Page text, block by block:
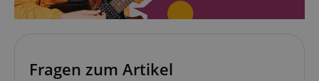
Fragen zum Artikel